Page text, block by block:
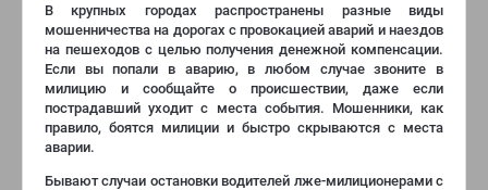
В крупных городах распространены разные виды
мошенничества на дорогах с провокацией аварий и наездов
на пешеходов с целью получения денежной компенсации.
Если вы попали в аварию, в любом случае звоните в
милицию и сообщайте о происшествии, даже если
пострадавший уходит с места события. Мошенники, как
правило, боятся милиции и быстро скрываются с места
аварии.
Бывают случаи остановки водителей лже-милиционерами с